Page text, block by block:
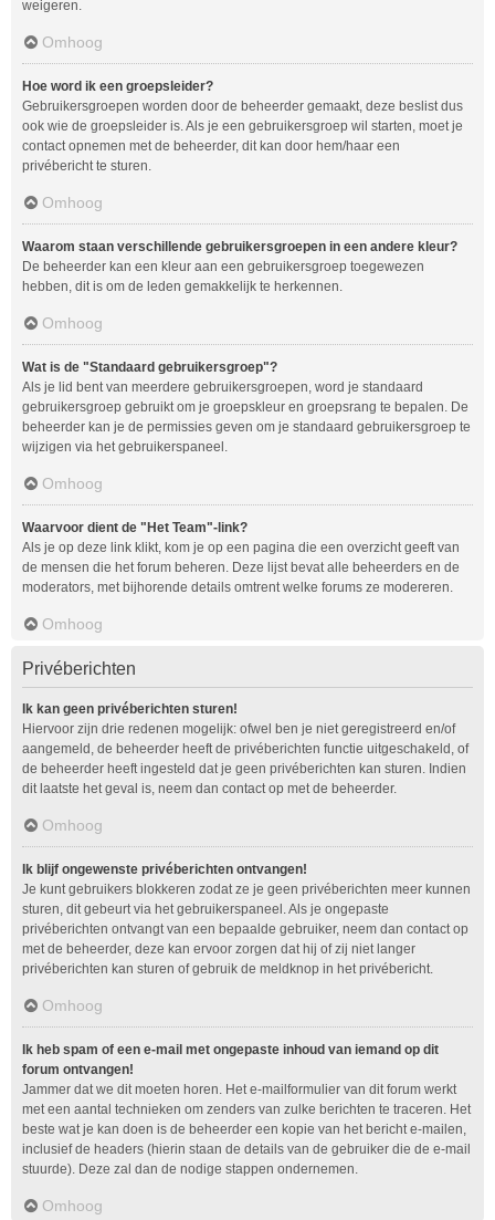
weigeren.
Omhoog
Hoe word ik een groepsleider?
Gebruikersgroepen worden door de beheerder gemaakt, deze beslist dus
ook wie de groepsleider is. Als je een gebruikersgroep wil starten, moet je
contact opnemen met de beheerder, dit kan door hem/haar een
privébericht te sturen.
Omhoog
Waarom staan verschillende gebruikersgroepen in een andere kleur?
De beheerder kan een kleur aan een gebruikersgroep toegewezen
hebben, dit is om de leden gemakkelijk te herkennen.
Omhoog
Wat is de "Standaard gebruikersgroep"?
Als je lid bent van meerdere gebruikersgroepen, word je standaard
gebruikersgroep gebruikt om je groepskleur en groepsrang te bepalen. De
beheerder kan je de permissies geven om je standaard gebruikersgroep te
wijzigen via het gebruikerspaneel.
Omhoog
Waarvoor dient de "Het Team"-link?
Als je op deze link klikt, kom je op een pagina die een overzicht geeft van
de mensen die het forum beheren. Deze lijst bevat alle beheerders en de
moderators, met bijhorende details omtrent welke forums ze modereren.
Omhoog
Privéberichten
Ik kan geen privéberichten sturen!
Hiervoor zijn drie redenen mogelijk: ofwel ben je niet geregistreerd en/of
aangemeld, de beheerder heeft de privéberichten functie uitgeschakeld, of
de beheerder heeft ingesteld dat je geen privéberichten kan sturen. Indien
dit laatste het geval is, neem dan contact op met de beheerder.
Omhoog
Ik blijf ongewenste privéberichten ontvangen!
Je kunt gebruikers blokkeren zodat ze je geen privéberichten meer kunnen
sturen, dit gebeurt via het gebruikerspaneel. Als je ongepaste
privéberichten ontvangt van een bepaalde gebruiker, neem dan contact op
met de beheerder, deze kan ervoor zorgen dat hij of zij niet langer
privéberichten kan sturen of gebruik de meldknop in het privébericht.
Omhoog
Ik heb spam of een e-mail met ongepaste inhoud van iemand op dit
forum ontvangen!
Jammer dat we dit moeten horen. Het e-mailformulier van dit forum werkt
met een aantal technieken om zenders van zulke berichten te traceren. Het
beste wat je kan doen is de beheerder een kopie van het bericht e-mailen,
inclusief de headers (hierin staan de details van de gebruiker die de e-mail
stuurde). Deze zal dan de nodige stappen ondernemen.
Omhoog